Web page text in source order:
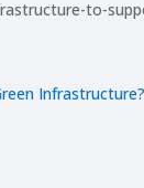
to-
Infrastructure?